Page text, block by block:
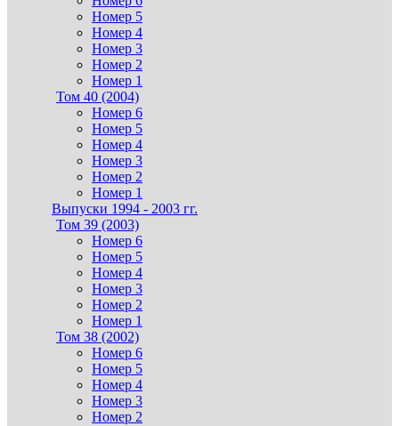
Номер 5
Номер 4
Номер 3
Номер 2
Номер 1
Том 40 (2004)
Номер 6
Номер 5
Номер 4
Номер 3
Номер 2
Номер 1
Выпуски 1994 - 2003 гг.
Том 39 (2003)
Номер 6
Номер 5
Номер 4
Номер 3
Номер 2
Номер 1
Том 38 (2002)
Номер 6
Номер 5
Номер 4
Номер 3
Номер 2